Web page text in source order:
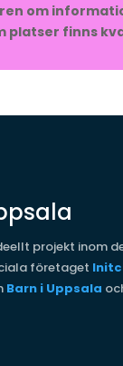
om
platser finns
projekt inom
företaget
Barn i Uppsala